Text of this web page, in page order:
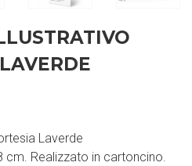
Laverde
cm. Realizzato in cartoncino.